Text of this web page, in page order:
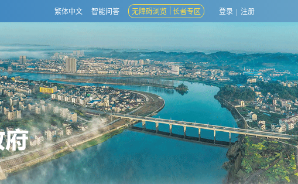
繁体中文 智能问答 无障碍浏览 长者专区 登录 | 注册